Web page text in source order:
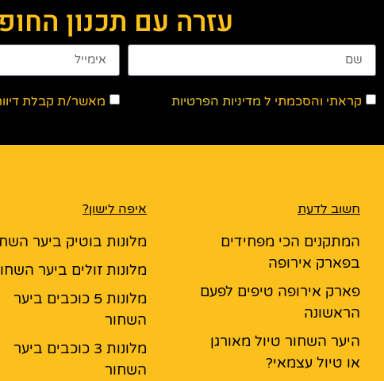
עזרה עם תכנון
קראתי והסכמתי ל מדיניות הפרטיות מאשר/ת קבלת
חשוב לדעת
המתקנים הכי מפחידים
בפארק אירופה
פארק אירופה טיפים לפעם
הראשונה
היער השחור טיול מאורגן
או טיול עצמאי?
איפה לישון?
מלונות בוטיק ביער
מלונות זולים ביער
מלונות 5 כוכבים ביער
השחור
מלונות 3 כוכבים ביער
השחור